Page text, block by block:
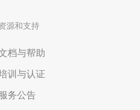
源和支持
档与帮助
训与认证
务公告